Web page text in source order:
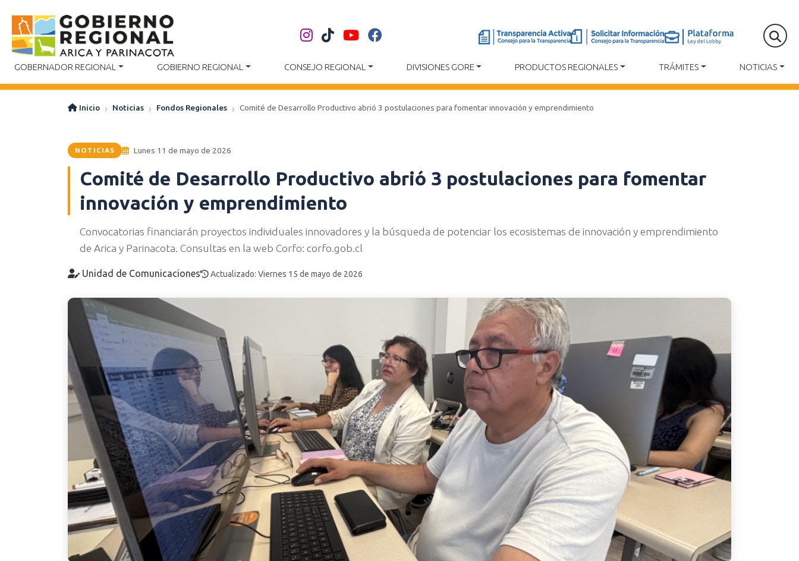
GOBERNADOR REGIONAL GOBIERNO REGIONAL CONSEJO REGIONAL DIVISIONES GORE PRODUCTOS REGIONALES TRÁMITES NOTICIAS
Inicio Noticias Fondos Regionales Comité de Desarrollo Productivo abrió 3 postulaciones para fomentar innovación y emprendimiento
NOTICIAS Lunes 11 de mayo de 2026
Comité de Desarrollo Productivo abrió 3 postulaciones para fomentar
innovación y emprendimiento
Convocatorias financiarán proyectos individuales innovadores y la búsqueda de potenciar los ecosistemas de innovación y emprendimiento
de Arica y Parinacota. Consultas en la web Corfo: corfo.gob.cl
Unidad de Comunicaciones Actualizado: Viernes 15 de mayo de 2026